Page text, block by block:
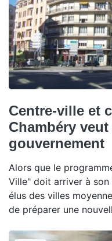
Centre-ville et
Chambéry
gouvernement
Alors que le
Ville" doit arriver à
élus des villes
de préparer une